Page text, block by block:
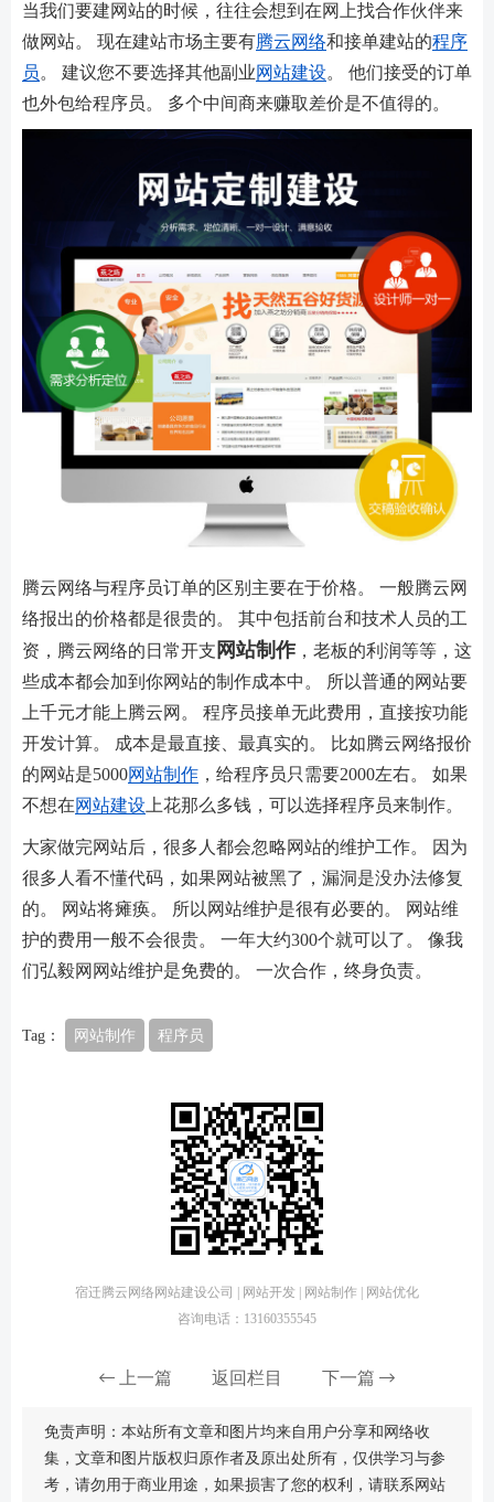
当我们要建网站的时候，往往会想到在网上找合作伙伴来
做网站。 现在建站市场主要有腾云网络和接单建站的程序
员 。 建议您不要选择其他副业网站建设 。 他们接受的订单
也外包给程序员。 多个中间商来赚取差价是不值得的。
腾云网络与程序员订单的区别主要在于价格。 一般腾云网
络报出的价格都是很贵的。 其中包括前台和技术人员的工
资，腾云网络的日常开支 网站制作，老板的利润等等，这
些成本都会加到你网站的制作成本中。 所以普通的网站要
上千元才能上腾云网。 程序员接单无此费用，直接按功能
开发计算。 成本是最直接、最真实的。 比如腾云网络报价
的网站是5000网站制作 ，给程序员只需要2000左右。 如果
不想在网站建设 上花那么多钱，可以选择程序员来制作。
大家做完网站后，很多人都会忽略网站的维护工作。 因为
很多人看不懂代码，如果网站被黑了，漏洞是没办法修复
的。 网站将瘫痪。 所以网站维护是很有必要的。 网站维
护的费用一般不会很贵。 一年大约300个就可以了。 像我
们弘毅网网站维护是免费的。 一次合作，终身负责。
Tag： 网站制作 程序员
宿迁腾云网络网站建设公司 | 网站开发 | 网站制作 | 网站优化
咨询电话：13160355545
上一篇 返回栏目 下一篇
免责声明：本站所有文章和图片均来自用户分享和网络收
集，文章和图片版权归原作者及原出处所有，仅供学习与参
考，请勿用于商业用途，如果损害了您的权利，请联系网站